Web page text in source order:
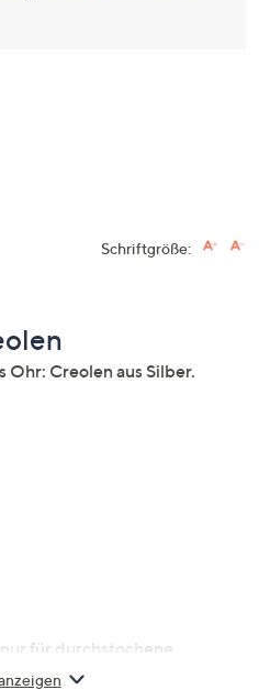
Schriftgröße:
Ohr: Creolen aus Silber.
für durchstochene